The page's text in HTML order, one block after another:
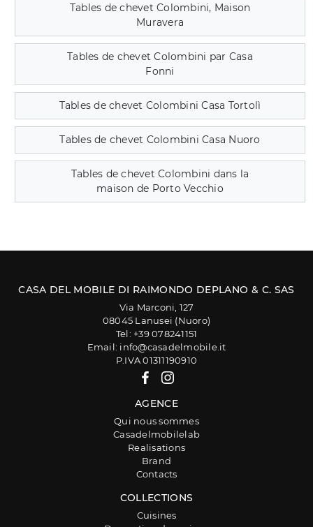
Tables de chevet Colombini, Maison
Muravera
Tables de chevet Colombini par Casa
Fonni
Tables de chevet Colombini Casa Tortolì
Tables de chevet Colombini Casa Nuoro
Tables de chevet Colombini dans la
maison de Porto Vecchio
CASA DEL MOBILE DI RAIMONDO DEPLANO & C. SAS
Via Marconi, 127
08045 Lanusei (Nuoro)
Tel: +39 078241151
Email: info@casadelmobile.it
P.IVA 01311190910
AGENCE
Qui nous sommes
Casadelmobilelab
Realisations
Brand
Contacts
COLLECTIONS
Cuisines